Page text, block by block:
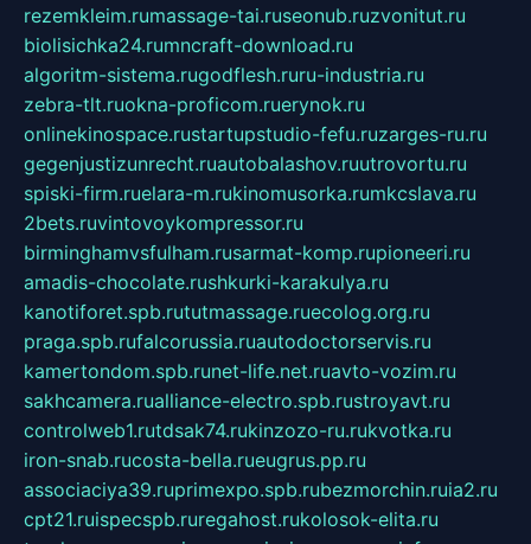
rezemkleim.rumassage-tai.ruseonub.ruzvonitut.ru
biolisichka24.rumncraft-download.ru
algoritm-sistema.rugodflesh.ruru-industria.ru
zebra-tlt.ruokna-proficom.ruerynok.ru
onlinekinospace.rustartupstudio-fefu.ruzarges-ru.ru
gegenjustizunrecht.ruautobalashov.ruutrovortu.ru
spiski-firm.ruelara-m.rukinomusorka.rumkcslava.ru
2bets.ruvintovoykompressor.ru
birminghamvsfulham.rusarmat-komp.rupioneeri.ru
amadis-chocolate.rushkurki-karakulya.ru
kanotiforet.spb.rututmassage.ruecolog.org.ru
praga.spb.rufalcorussia.ruautodoctorservis.ru
kamertondom.spb.runet-life.net.ruavto-vozim.ru
sakhcamera.rualliance-electro.spb.rustroyavt.ru
controlweb1.rutdsak74.rukinzozo-ru.rukvotka.ru
iron-snab.rucosta-bella.rueugrus.pp.ru
associaciya39.ruprimexpo.spb.rubezmorchin.ruia2.ru
cpt21.ruispecspb.ruregahost.rukolosok-elita.ru